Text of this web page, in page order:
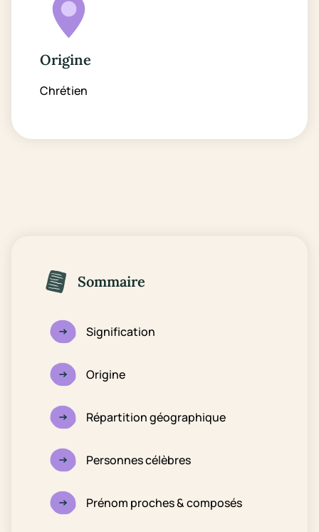
Origine
Chrétien
Sommaire
Signification
Origine
Répartition géographique
Personnes célèbres
Prénom proches & composés